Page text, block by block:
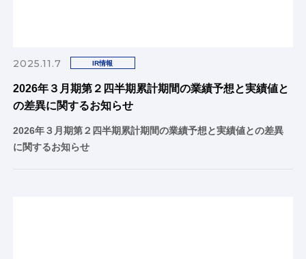
2025.11.7 IR情報
2026年３月期第２四半期累計期間の業績予想と実績値と
の差異に関するお知らせ
2026年３月期第２四半期累計期間の業績予想と実績値との差異
に関するお知らせ